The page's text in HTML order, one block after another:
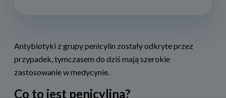
Antybiotyki z grupy penicylin zostały odkryte przez
przypadek, tymczasem do dziś mają szerokie
zastosowanie w medycynie.
Co to jest penicylina?